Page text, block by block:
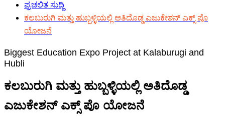
ಪ್ರಚಲಿತ ಸುದ್ದಿ
ಕಲಬುರುಗಿ ಮತ್ತು ಹುಬ್ಬಳ್ಳಿಯಲ್ಲಿ ಅತಿದೊಡ್ಡ ಎಜುಕೇಶನ್ ಎಕ್ಸ್ ಪೊ
ಯೋಜನೆ
Biggest Education Expo Project at Kalaburugi and
Hubli
ಕಲಬುರುಗಿ ಮತ್ತು ಹುಬ್ಬಳ್ಳಿಯಲ್ಲಿ ಅತಿದೊಡ್ಡ
ಎಜುಕೇಶನ್ ಎಕ್ಸ್ ಪೊ ಯೋಜನೆ